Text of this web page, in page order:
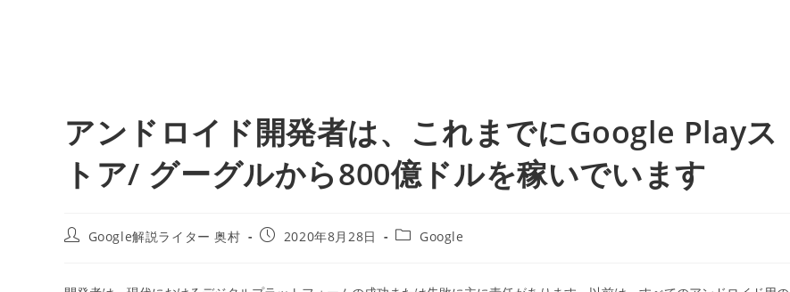
アンドロイド開発者は、これまでにGoogle Playス
トア/ グーグルから800億ドルを稼いでいます
投
Google解説ライター 奥村
投
開
2020年8月28日
投
テ
Google